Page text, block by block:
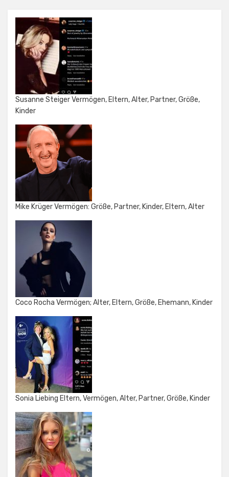
Susanne Steiger Vermögen, Eltern, Alter, Partner, Größe,
Kinder
Mike Krüger Vermögen: Größe, Partner, Kinder, Eltern, Alter
Coco Rocha Vermögen; Alter, Eltern, Größe, Ehemann, Kinder
Sonia Liebing Eltern, Vermögen, Alter, Partner, Größe, Kinder